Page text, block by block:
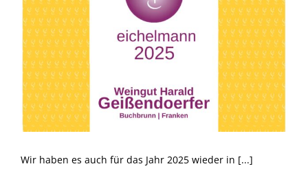
Wir haben es auch für das Jahr 2025 wieder in [...]